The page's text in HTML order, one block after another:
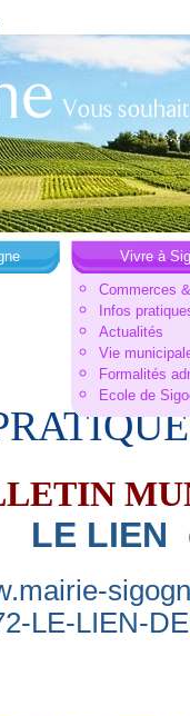
Vivre à
Commerces
Infos
Actualités
Vie
Formalités
Ecole de
LE LIEN
LE-LIEN-